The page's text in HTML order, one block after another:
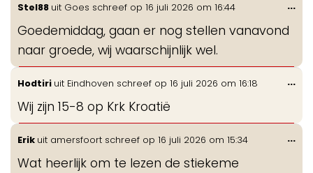
Stel88 uit Goes schreef op 16 juli 2026 om 16:44
Goedemiddag, gaan er nog stellen vanavond
naar groede, wij waarschijnlijk wel.
...
Hodtiri uit Eindhoven schreef op 16 juli 2026 om 16:18
Wij zijn 15-8 op Krk Kroatië
...
Erik uit amersfoort schreef op 16 juli 2026 om 15:34
Wat heerlijk om te lezen de stiekeme
...